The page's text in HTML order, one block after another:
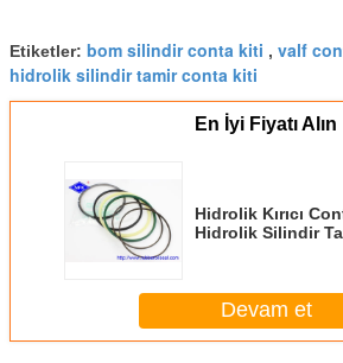
Etiketler: bom silindir conta kiti , valf
hidrolik silindir tamir conta kiti
En İyi Fiyatı Alın
Hidrolik Kırıcı
Hidrolik Silindir
Devam et